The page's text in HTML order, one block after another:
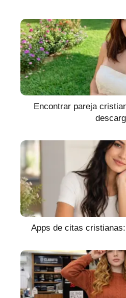
Encontrar pareja
Apps de citas